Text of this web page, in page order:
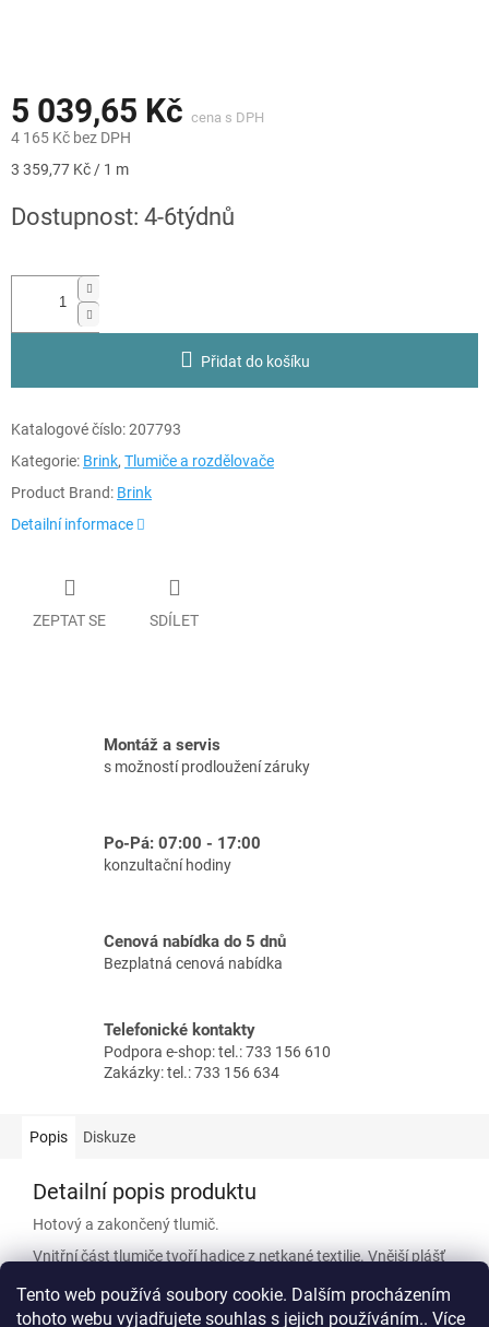
Tento web používá soubory cookie. Dalším procházením
tohoto webu vyjadřujete souhlas s jejich používáním.. Více
5 039,65 Kč
4 165 Kč bez DPH
Měrná
3 359,77 Kč / 1 m
Dostupnost: 4-6týdnů
Přidat do košíku
Katalogové číslo:207793
Kategorie: Brink, Tlumiče a rozdělovače
Product Brand: Brink
Detailní informace
ZEPTAT SE SDÍLET
Montáž a servis
s možností prodloužení záruky
Po-Pá: 07:00 - 17:00
konzultační hodiny
Cenová nabídka do 5 dnů
Bezplatná cenová nabídka
Telefonické kontakty
Podpora e-shop: tel.: 733 156 610
Zakázky: tel.: 733 156 634
Popis Diskuze
Detailní popis produktu
Hotový a zakončený tlumič.
Vnitřní část tlumiče tvoří hadice z netkané textilie. Vnější plášť
hlukově pohltivá izolace o tloušťkách 25 a 50 mm.